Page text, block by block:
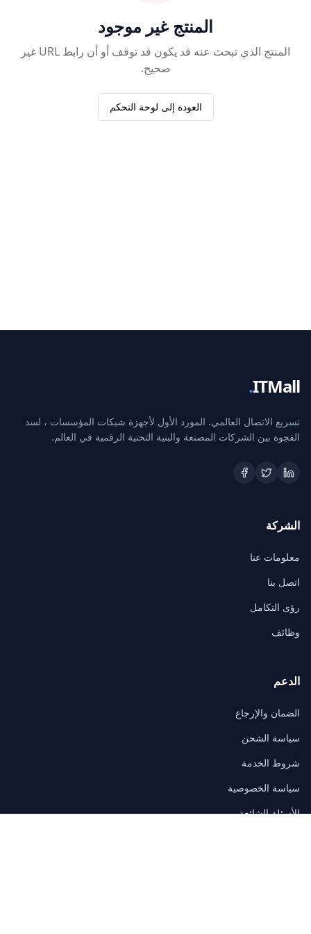
المنتج غير موجود
المنتج الذي تبحث عنه قد يكون قد توقف أو أن رابط URL غير
صحيح.
العودة إلى لوحة التحكم
ITMall
.
تسريع الاتصال العالمي. المورد الأول لأجهزة شبكات المؤسسات ، لسد
الفجوة بين الشركات المصنعة والبنية التحتية الرقمية في العالم.
الشركة
معلومات عنا
اتصل بنا
رؤى التكامل
وظائف
الدعم
الضمان والإرجاع
سياسة الشحن
شروط الخدمة
سياسة الخصوصية
الأسئلة الشائعة